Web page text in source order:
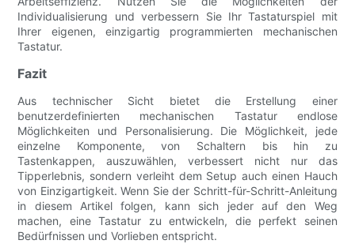
Individualisierung und verbessern Sie Ihr Tastaturspiel mit
Ihrer eigenen, einzigartig programmierten mechanischen
Tastatur.
Fazit
Aus technischer Sicht bietet die Erstellung einer
benutzerdefinierten mechanischen Tastatur endlose
Möglichkeiten und Personalisierung. Die Möglichkeit, jede
einzelne Komponente, von Schaltern bis hin zu
Tastenkappen, auszuwählen, verbessert nicht nur das
Tipperlebnis, sondern verleiht dem Setup auch einen Hauch
von Einzigartigkeit. Wenn Sie der Schritt-für-Schritt-Anleitung
in diesem Artikel folgen, kann sich jeder auf den Weg
machen, eine Tastatur zu entwickeln, die perfekt seinen
Bedürfnissen und Vorlieben entspricht.